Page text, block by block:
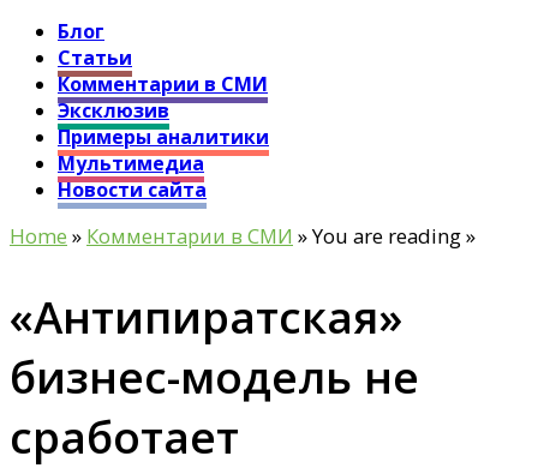
Блог
Статьи
Комментарии в СМИ
Эксклюзив
Примеры аналитики
Мультимедиа
Новости сайта
Home » Комментарии в СМИ » You are reading »
«Антипиратская»
бизнес-модель не
сработает